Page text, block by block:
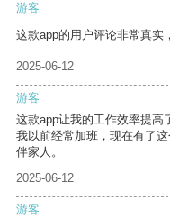
游客
这款app的用户评论非常真实
2025-06-12
游客
这款app让我的工作效率提高
我以前经常加班，现在有了
伴家人。
2025-06-12
游客